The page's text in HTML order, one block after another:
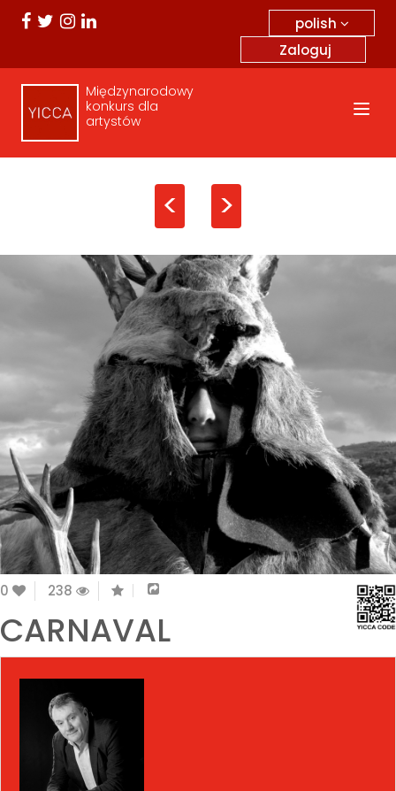
polish
Zaloguj
Międzynarodowy
konkurs dla
artystów
< >
0 238
CARNAVAL